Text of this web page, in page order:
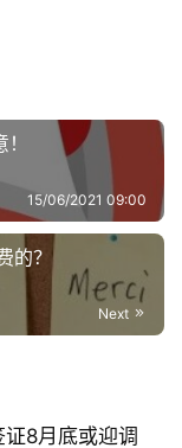
15/06/2021 09:00
的？
Next
8月底或迎调